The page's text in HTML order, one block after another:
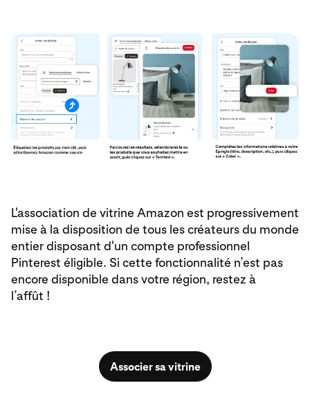
L'association de vitrine Amazon est progressivement
mise à la disposition de tous les créateurs du monde
entier disposant d'un compte professionnel
Pinterest éligible. Si cette fonctionnalité n’est pas
encore disponible dans votre région, restez à
l’affût !
Associer sa vitrine